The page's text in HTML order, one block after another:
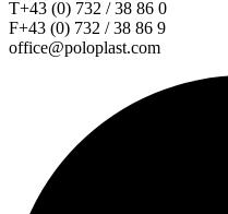
T+43 (0) 732 / 38 86 0
F+43 (0) 732 / 38 86 9
office@poloplast.com